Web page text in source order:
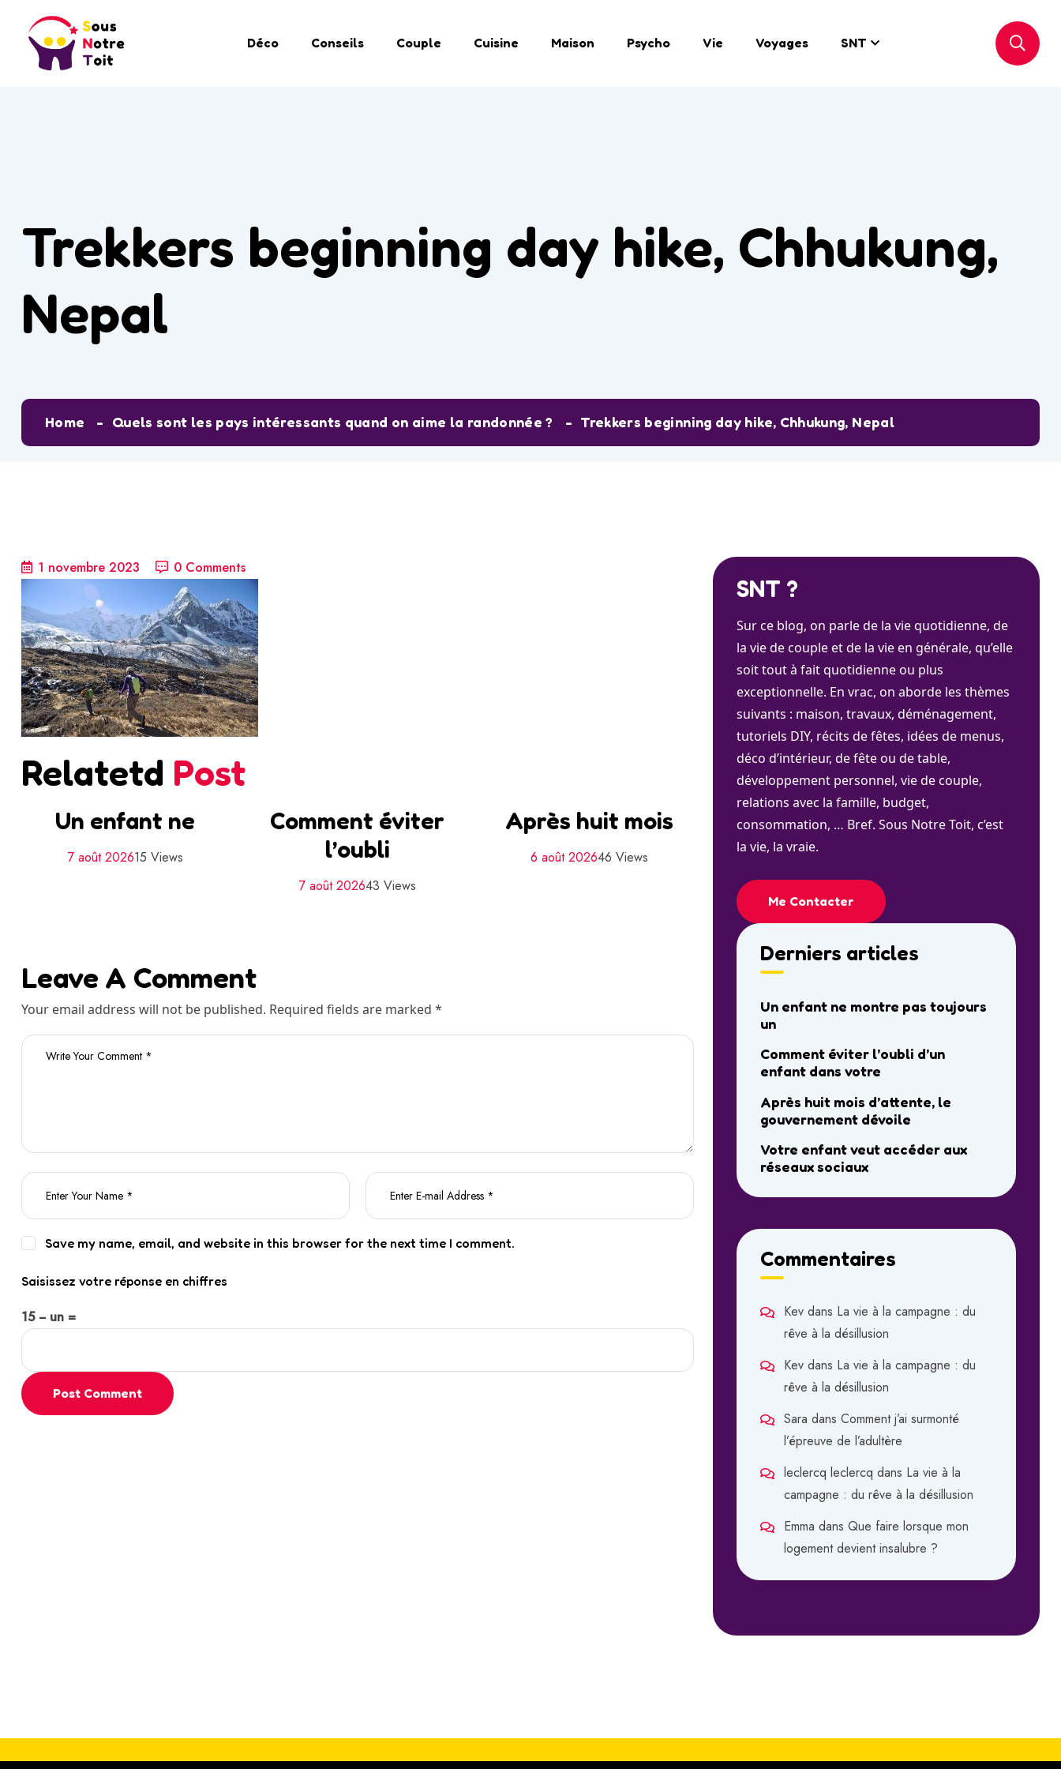
Déco Conseils Couple Cuisine Maison Psycho Vie Voyages SNT
Trekkers beginning day hike, Chhukung,
Nepal
Home Quels sont les pays intéressants quand on aime la randonnée ? Trekkers beginning day hike, Chhukung, Nepal
1 novembre 2023 0 Comments
Relatetd Post
Un enfant ne
7 août 202615 Views
Comment éviter
l’oubli
7 août 202643 Views
Après huit mois
6 août 202646 Views
Leave A Comment
Your email address will not be published. Required fields are marked *
Save my name, email, and website in this browser for the next time I comment.
Saisissez votre réponse en chiffres
15 − un =
Post Comment
SNT ?
Sur ce blog, on parle de la vie quotidienne, de
la vie de couple et de la vie en générale, qu’elle
soit tout à fait quotidienne ou plus
exceptionnelle. En vrac, on aborde les thèmes
suivants : maison, travaux, déménagement,
tutoriels DIY, récits de fêtes, idées de menus,
déco d’intérieur, de fête ou de table,
développement personnel, vie de couple,
relations avec la famille, budget,
consommation, … Bref. Sous Notre Toit, c’est
la vie, la vraie.
Me Contacter
Derniers articles
Un enfant ne montre pas toujours
un
Comment éviter l’oubli d’un
enfant dans votre
Après huit mois d’attente, le
gouvernement dévoile
Votre enfant veut accéder aux
réseaux sociaux
Commentaires
Kev dans La vie à la campagne : du
rêve à la désillusion
Kev dans La vie à la campagne : du
rêve à la désillusion
Sara dans Comment j’ai surmonté
l’épreuve de l’adultère
leclercq leclercq dans La vie à la
campagne : du rêve à la désillusion
Emma dans Que faire lorsque mon
logement devient insalubre ?